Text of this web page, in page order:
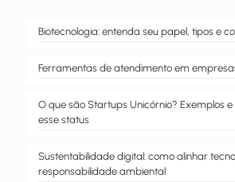
Biotecnologia: entenda seu papel, tipos e
Ferramentas de atendimento em
O que são Startups Unicórnio? Exemplos
esse status
Sustentabilidade digital: como alinhar
responsabilidade ambiental